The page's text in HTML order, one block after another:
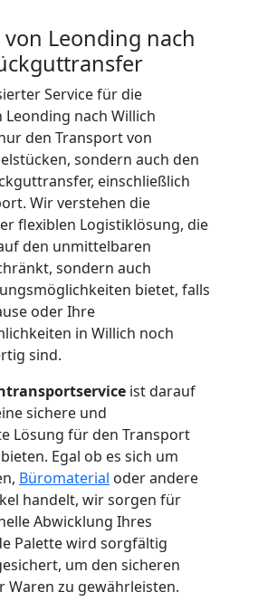
Leonding nach
Service für die
Leonding nach Willich
den Transport von
sondern auch den
einschließlich
Wir verstehen die
flexiblen Logistiklösung, die
den unmittelbaren
sondern auch
bietet, falls
oder Ihre
in Willich noch
sind.
ist darauf
sichere und
Lösung für den Transport
Egal ob es sich um
Büromaterial oder andere
handelt, wir sorgen für
Abwicklung Ihres
Palette wird sorgfältig
um den sicheren
Waren zu gewährleisten.